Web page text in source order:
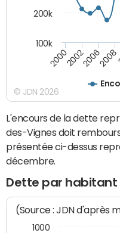
2000200220062008
100k
200k
© JDN 2026
L'encours de la dette
des-Vignes doit
présentée ci-dessus
décembre.
Dette par habitant
(Source : JDN d'après
1000